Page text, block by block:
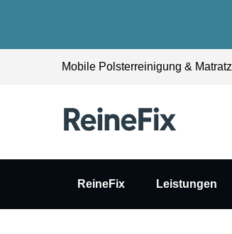
Mobile Polsterreinigung &
ReineFix Leistungen